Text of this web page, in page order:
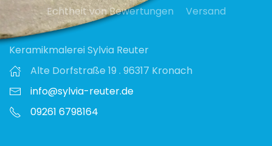
Echtheit von Bewertungen
Versand
Keramikmalerei Sylvia Reuter
Alte Dorfstraße 19 . 96317 Kronach
info@sylvia-reuter.de
09261 6798164‬